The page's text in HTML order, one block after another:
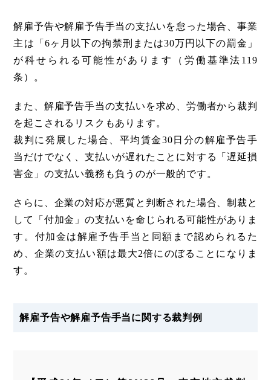
解雇予告や解雇予告手当の支払いを怠った場合、事業
主は「6ヶ月以下の拘禁刑または30万円以下の罰金」
が科せられる可能性があります（労働基準法119
条）。
また、解雇予告手当の支払いを求め、労働者から裁判
を起こされるリスクもあります。
裁判に発展した場合、平均賃金30日分の解雇予告手
当だけでなく、支払いが遅れたことに対する「遅延損
害金」の支払い義務も負うのが一般的です。
さらに、企業の対応が悪質と判断された場合、制裁と
して「付加金」の支払いを命じられる可能性がありま
す。付加金は解雇予告手当と同額まで認められるた
め、企業の支払い額は最大2倍にのぼることになりま
す。
解雇予告や解雇予告手当に関する裁判例